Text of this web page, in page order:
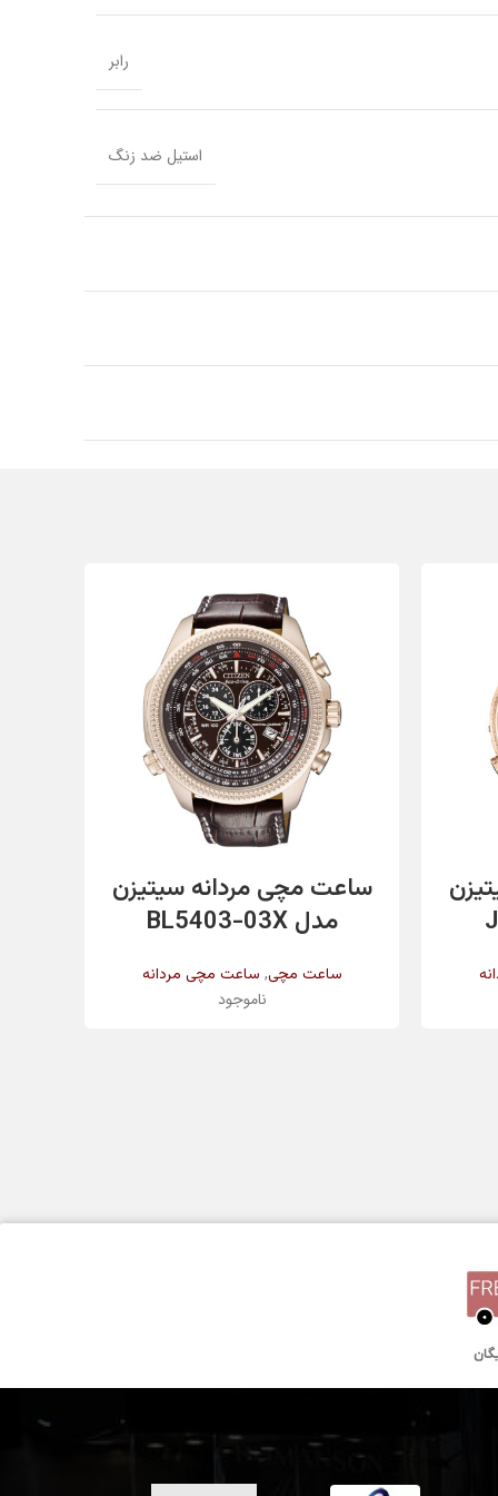
رابر
استیل ضد زنگ
انگلیس
کریستال معدنی
اطلاعات بیشتر
ساعت مچی مردانه سیتیزن
مدل BL5403-03X
ساعت مچی, ساعت مچی مردانه
ناموجود